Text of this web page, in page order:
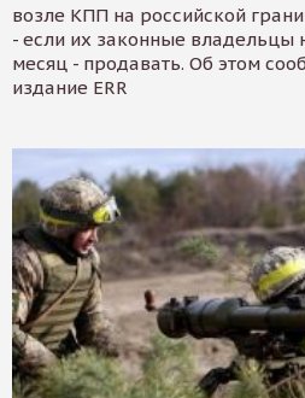
возле КПП на российской
- если их законные владельцы
месяц - продавать. Об этом
издание ERR